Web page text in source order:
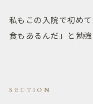
私もこの入院で初め
食もあるんだ」と勉強